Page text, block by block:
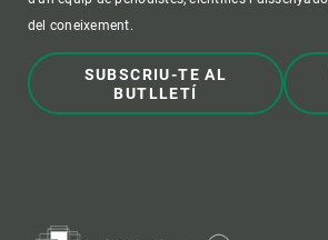
del coneixement.
SUBSCRIU-TE AL
BUTLLETÍ